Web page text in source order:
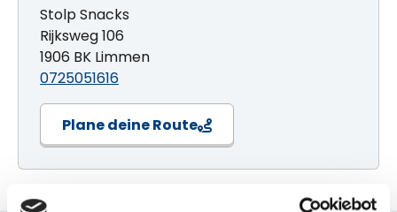
Stolp Snacks
Rijksweg 106
1906 BK Limmen
0725051616
Plane deine Route